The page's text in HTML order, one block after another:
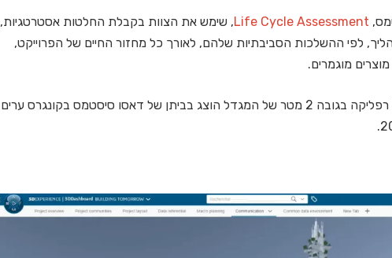
Life Cycle Assessment, שימש את הצוות בקבלת החלטות אסטרטגיות,
לפי ההשלכות הסביבתיות שלהם, לאורך כל מחזור החיים של הפרוייקט,
מוגמרים.
פרויקט "בונים את המחר", כולל רפליקה בגובה 2 מטר של המגדל הוצג בביתן של דאסו סיסטמס בקונגרס ערים